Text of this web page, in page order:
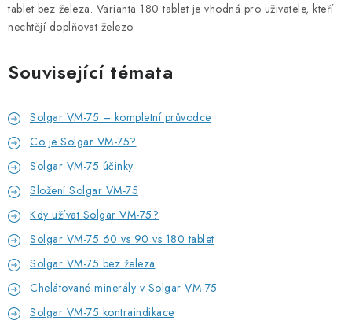
tablet bez železa. Varianta 180 tablet je vhodná pro uživatele, kteří
nechtějí doplňovat železo.
Související témata
Solgar VM-75 – kompletní průvodce
Co je Solgar VM-75?
Solgar VM-75 účinky
Složení Solgar VM-75
Kdy užívat Solgar VM-75?
Solgar VM-75 60 vs 90 vs 180 tablet
Solgar VM-75 bez železa
Chelátované minerály v Solgar VM-75
Solgar VM-75 kontraindikace